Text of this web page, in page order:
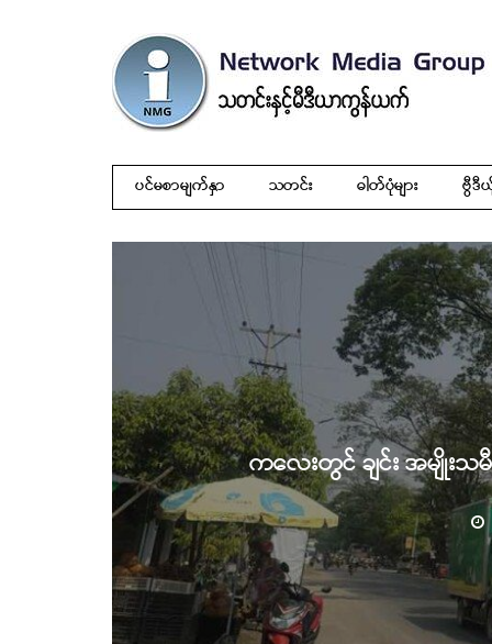
ပင်မစာမျက်နှာ သတင်း ဓါတ်ပုံများ ဗွီဒီ
ကလေးတွင် ချင်း အမျိုးသ